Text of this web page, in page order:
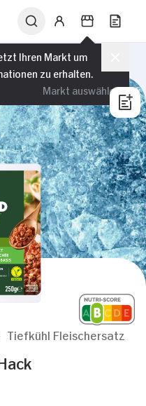
Ihren Markt um
zu erhalten.
Markt auswählen
Tiefkühl Fleischersatz